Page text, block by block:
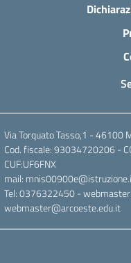
Via Torquato Tasso,1 - 46100
Cod. fiscale: 93034720206 -
CUF:UF6FNX
mail:
Tel: 0376322450 -
webmaster@arcoeste.edu.it